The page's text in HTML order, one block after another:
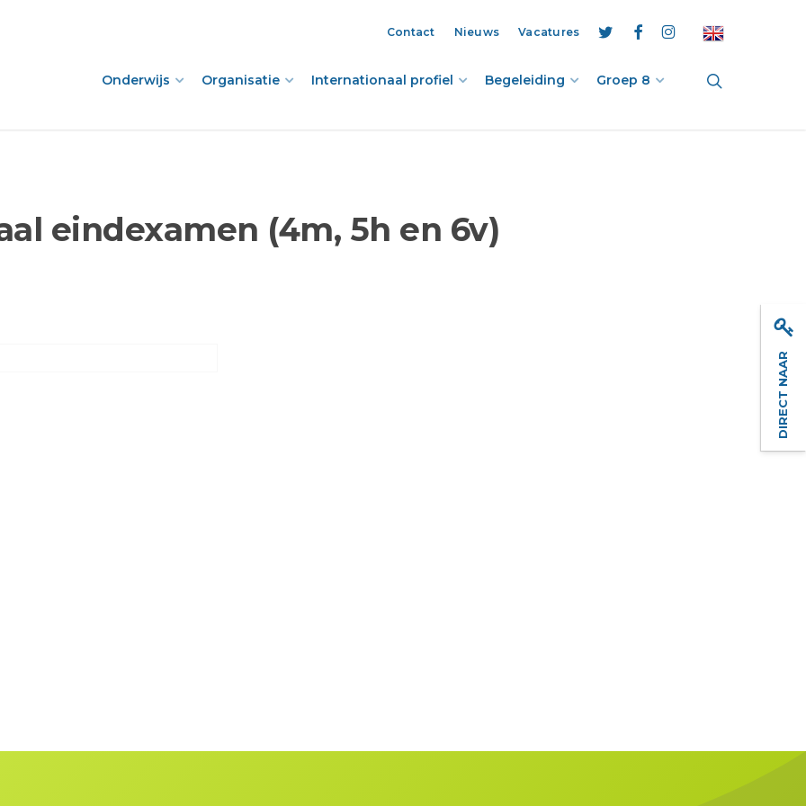
twitterfacebookinstagram
Contact Nieuws Vacatures
Onderwijs Organisatie Internationaal profiel Begeleiding Groep 8
eindexamen (4m, 5h en 6v)
DIRECT NAAR